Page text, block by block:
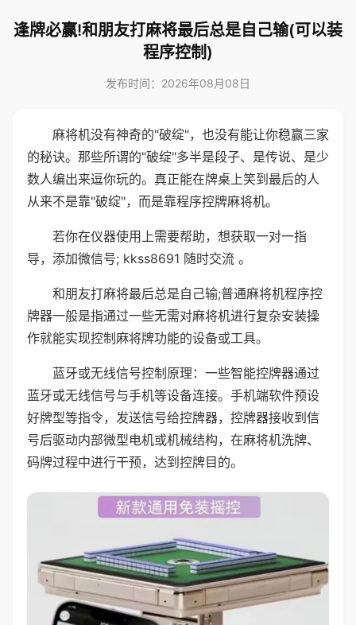
逢牌必赢!和朋友打麻将最后总是自己输(可以装
程序控制)
发布时间：2026年08月08日
麻将机没有神奇的"破绽"，也没有能让你稳赢三家
的秘诀。那些所谓的"破绽"多半是段子、是传说、是少
数人编出来逗你玩的。真正能在牌桌上笑到最后的人
从来不是靠"破绽"，而是靠程序控牌麻将机。
若你在仪器使用上需要帮助，想获取一对一指
导，添加微信号; kkss8691 随时交流 。
和朋友打麻将最后总是自己输;普通麻将机程序控
牌器一般是指通过一些无需对麻将机进行复杂安装操
作就能实现控制麻将牌功能的设备或工具。
蓝牙或无线信号控制原理：一些智能控牌器通过
蓝牙或无线信号与手机等设备连接。手机端软件预设
好牌型等指令，发送信号给控牌器，控牌器接收到信
号后驱动内部微型电机或机械结构，在麻将机洗牌、
码牌过程中进行干预，达到控牌目的。